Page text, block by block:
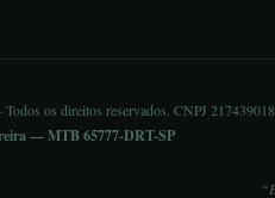
os direitos reservados. CNPJ
— MTB 65777-DRT-SP